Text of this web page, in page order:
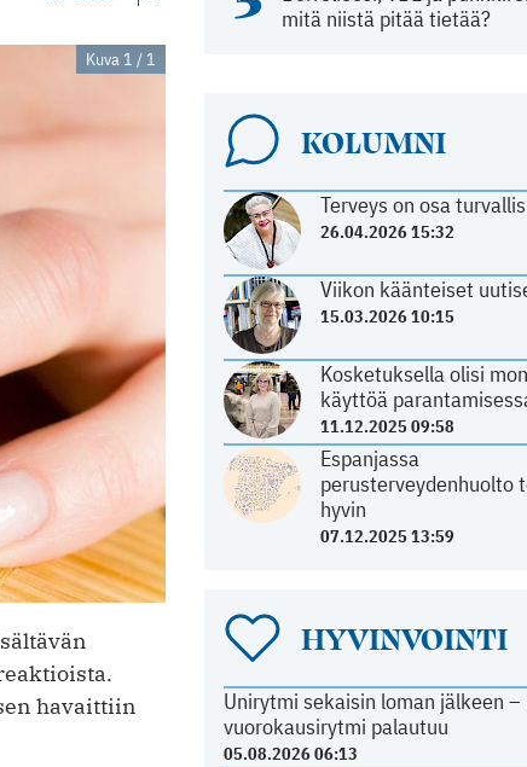
mitä niistä pitää tietää?
KOLUMNI
Terveys on osa
26.04.2026 15:32
Viikon käänteiset
15.03.2026 10:15
Kosketuksella olisi
käyttöä
11.12.2025 09:58
Espanjassa
perusterveydenhuolto
hyvin
07.12.2025 13:59
HYVINVOINTI
Unirytmi sekaisin loman jälkeen –
vuorokausirytmi palautuu
05.08.2026 06:13
Kuva 1 / 1
havaittiin